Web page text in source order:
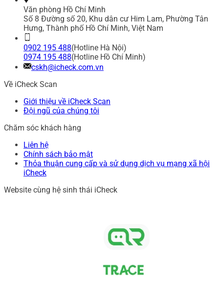
Văn phòng Hồ Chí Minh
Số 8 Đường số 20, Khu dân cư Him Lam, Phường Tân
Hưng, Thành phố Hồ Chí Minh, Việt Nam
0902 195 488(Hotline Hà Nội)
0974 195 488(Hotline Hồ Chí Minh)
cskh@icheck.com.vn
Về iCheck Scan
Giới thiệu về iCheck Scan
Đội ngũ của chúng tôi
Chăm sóc khách hàng
Liên hệ
Chính sách bảo mật
Thỏa thuận cung cấp và sử dụng dịch vụ mạng xã hội
iCheck
Website cùng hệ sinh thái iCheck